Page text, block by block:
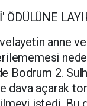
anne ve
Bodrum 2.
dava açarak